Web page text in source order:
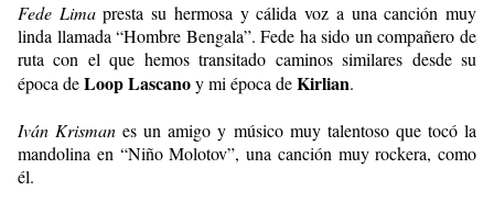
Fede Limapresta su hermosa y cálida voz a una canción muy
linda llamada “Hombre Bengala”. Fede ha sido un compañero de
ruta con el que hemos transitado caminos similares desde su
época deLoop Lascanoy mi época deKirlian.
Iván Krisman es un amigo y músico muy talentoso que tocó la
mandolina en “Niño Molotov”, una canción muy rockera, como
él.